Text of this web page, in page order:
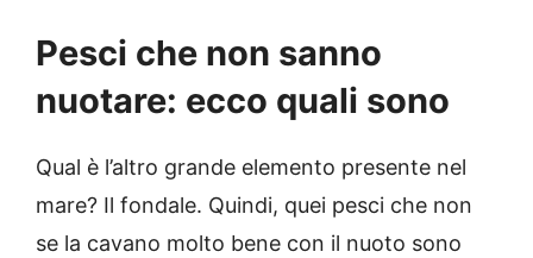
Pesci che non sanno
nuotare: ecco quali sono
Qual è l’altro grande elemento presente nel
mare? Il fondale. Quindi, quei pesci che non
se la cavano molto bene con il nuoto sono